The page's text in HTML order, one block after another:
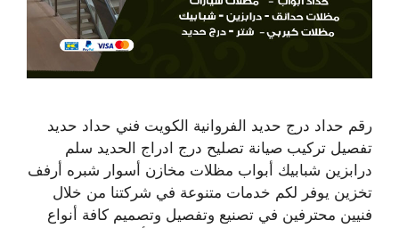
رقم حداد درج حديد الفروانية الكويت فني حداد حديد
تفصيل تركيب صيانة تصليح درج ادراج الحديد سلم
درابزين شبابيك أبواب مظلات مخازن أسوار شبره أرفف
تخزين يوفر لكم خدمات متنوعة في شركتنا من خلال
فنيين محترفين في تصنيع وتفصيل وتصميم كافة أنواع